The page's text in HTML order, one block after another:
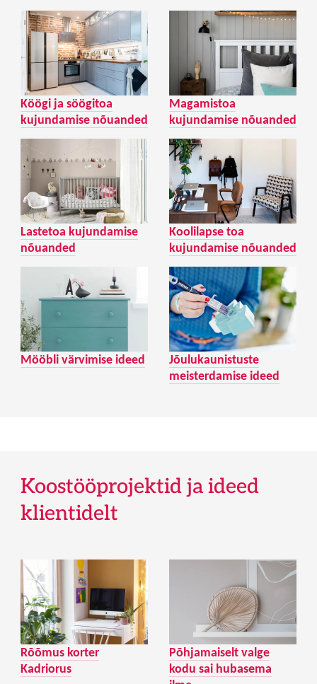
Köögi ja söögitoa
kujundamise nõuanded
Magamistoa
kujundamise nõuanded
Lastetoa kujundamise
nõuanded
Koolilapse toa
kujundamise nõuanded
Mööbli värvimise ideed
Jõulukaunistuste
meisterdamise ideed
Koostööprojektid ja ideed
klientidelt
Rõõmus korter
Kadriorus
Põhjamaiselt valge
kodu sai hubasema